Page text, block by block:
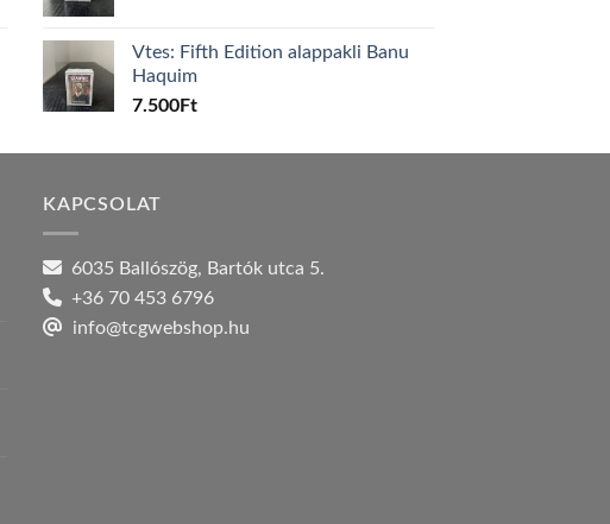
Vtes: Fifth Edition alappakli Banu
Haquim
7.500Ft
KAPCSOLAT
6035 Ballószög, Bartók utca 5.
+36 70 453 6796
info@tcgwebshop.hu